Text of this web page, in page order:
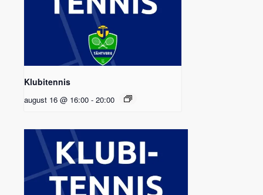
Klubitennis
august 16 @ 16:00 - 20:00